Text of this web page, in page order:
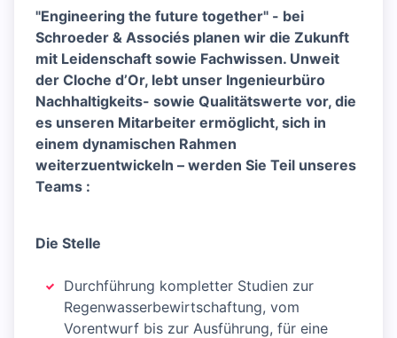
"Engineering the future together" - bei
Schroeder & Associés planen wir die Zukunft
mit Leidenschaft sowie Fachwissen. Unweit
der Cloche d’Or, lebt unser Ingenieurbüro
Nachhaltigkeits- sowie Qualitätswerte vor, die
es unseren Mitarbeiter ermöglicht, sich in
einem dynamischen Rahmen
weiterzuentwickeln – werden Sie Teil unseres
Teams :
Die Stelle
Durchführung kompletter Studien zur
Regenwasserbewirtschaftung, vom
Vorentwurf bis zur Ausführung, für eine